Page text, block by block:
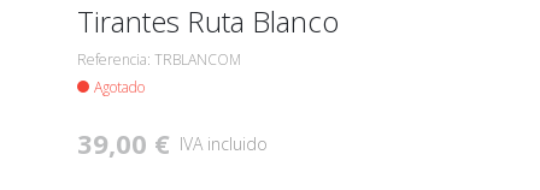
Tirantes Ruta Blanco
Referencia: TRBLANCOM
Agotado
39,00 € IVA incluido